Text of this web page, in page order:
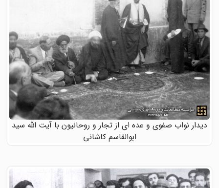
دیدار نواب صفوی و عده ای از تجار و روحانیون با آیت الله سید
ابوالقاسم کاشانی